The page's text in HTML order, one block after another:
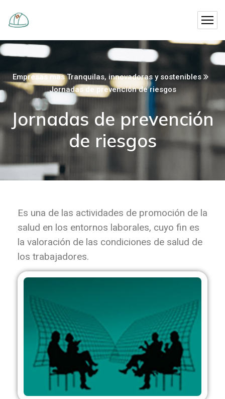
Empresas mas Tranquilas, innovadoras y sostenibles
Jornadas de prevención de riesgos
Jornadas de prevención
de riesgos
Es una de las actividades de promoción de la
salud en los entornos laborales, cuyo fin es
la valoración de las condiciones de salud de
los trabajadores.